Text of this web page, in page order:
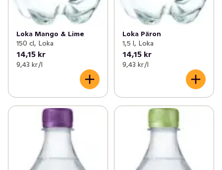
Loka Mango & Lime
150 cl, Loka
14,15 kr
9,43 kr /l
Loka Päron
1,5 l, Loka
14,15 kr
9,43 kr /l